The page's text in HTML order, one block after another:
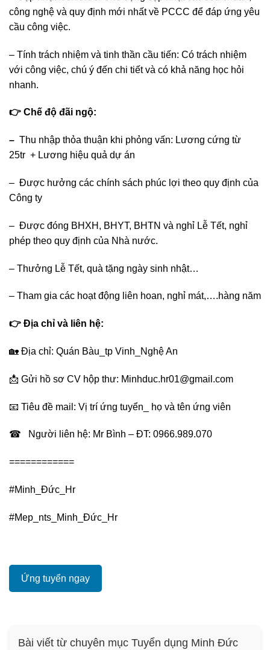
công nghệ và quy định mới nhất về PCCC để đáp ứng yêu
cầu công việc.
– Tính trách nhiệm và tinh thần cầu tiến: Có trách nhiệm
với công việc, chú ý đến chi tiết và có khả năng học hỏi
nhanh.
👉 Chế độ đãi ngộ:
– Thu nhập thỏa thuận khi phỏng vấn: Lương cứng từ
25tr + Lương hiệu quả dự án
– Được hưởng các chính sách phúc lợi theo quy định của
Công ty
– Được đóng BHXH, BHYT, BHTN và nghỉ Lễ Tết, nghỉ
phép theo quy định của Nhà nước.
– Thưởng Lễ Tết, quà tặng ngày sinh nhật…
– Tham gia các hoạt động liên hoan, nghỉ mát,….hàng năm
👉 Địa chỉ và liên hệ:
🏡 Địa chỉ: Quán Bàu_tp Vinh_Nghệ An
📩 Gửi hồ sơ CV hộp thư: Minhduc.hr01@gmail.com
📧 Tiêu đề mail: Vị trí ứng tuyển_ họ và tên ứng viên
☎ Người liên hệ: Mr Bình – ĐT: 0966.989.070
============
#Minh_Đức_Hr
#Mep_nts_Minh_Đức_Hr
Ứng tuyển ngay
Bài viết từ chuyên mục Tuyển dụng Minh Đức